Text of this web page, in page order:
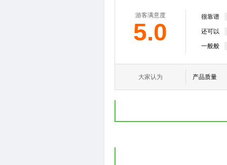
游客满意度
5.0
很靠谱
还可以
一般般
大家认为 产品质量